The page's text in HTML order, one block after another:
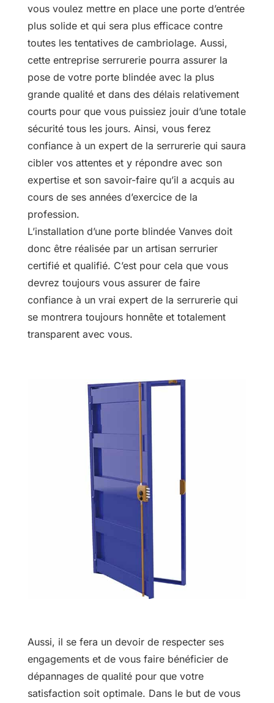
vous voulez mettre en place une porte d’entrée
plus solide et qui sera plus efficace contre
toutes les tentatives de cambriolage. Aussi,
cette entreprise serrurerie pourra assurer la
pose de votre porte blindée avec la plus
grande qualité et dans des délais relativement
courts pour que vous puissiez jouir d’une totale
sécurité tous les jours. Ainsi, vous ferez
confiance à un expert de la serrurerie qui saura
cibler vos attentes et y répondre avec son
expertise et son savoir-faire qu’il a acquis au
cours de ses années d’exercice de la
profession.
L’installation d’une porte blindée Vanves doit
donc être réalisée par un artisan serrurier
certifié et qualifié. C’est pour cela que vous
devrez toujours vous assurer de faire
confiance à un vrai expert de la serrurerie qui
se montrera toujours honnête et totalement
transparent avec vous.
Aussi, il se fera un devoir de respecter ses
engagements et de vous faire bénéficier de
dépannages de qualité pour que votre
satisfaction soit optimale. Dans le but de vous